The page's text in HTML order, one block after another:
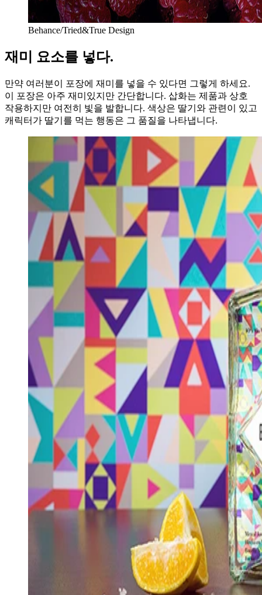
Behance/Tried&True Design
재미 요소를 넣다.
만약 여러분이 포장에 재미를 넣을 수 있다면 그렇게 하세요.
이 포장은 아주 재미있지만 간단합니다. 삽화는 제품과 상호
작용하지만 여전히 빛을 발합니다. 색상은 딸기와 관련이 있고
캐릭터가 딸기를 먹는 행동은 그 품질을 나타냅니다.